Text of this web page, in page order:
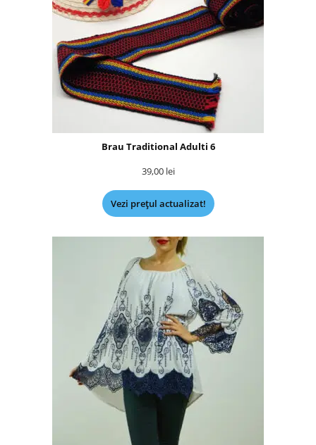
Brau Traditional Adulti 6
39,00 lei
Vezi prețul actualizat!